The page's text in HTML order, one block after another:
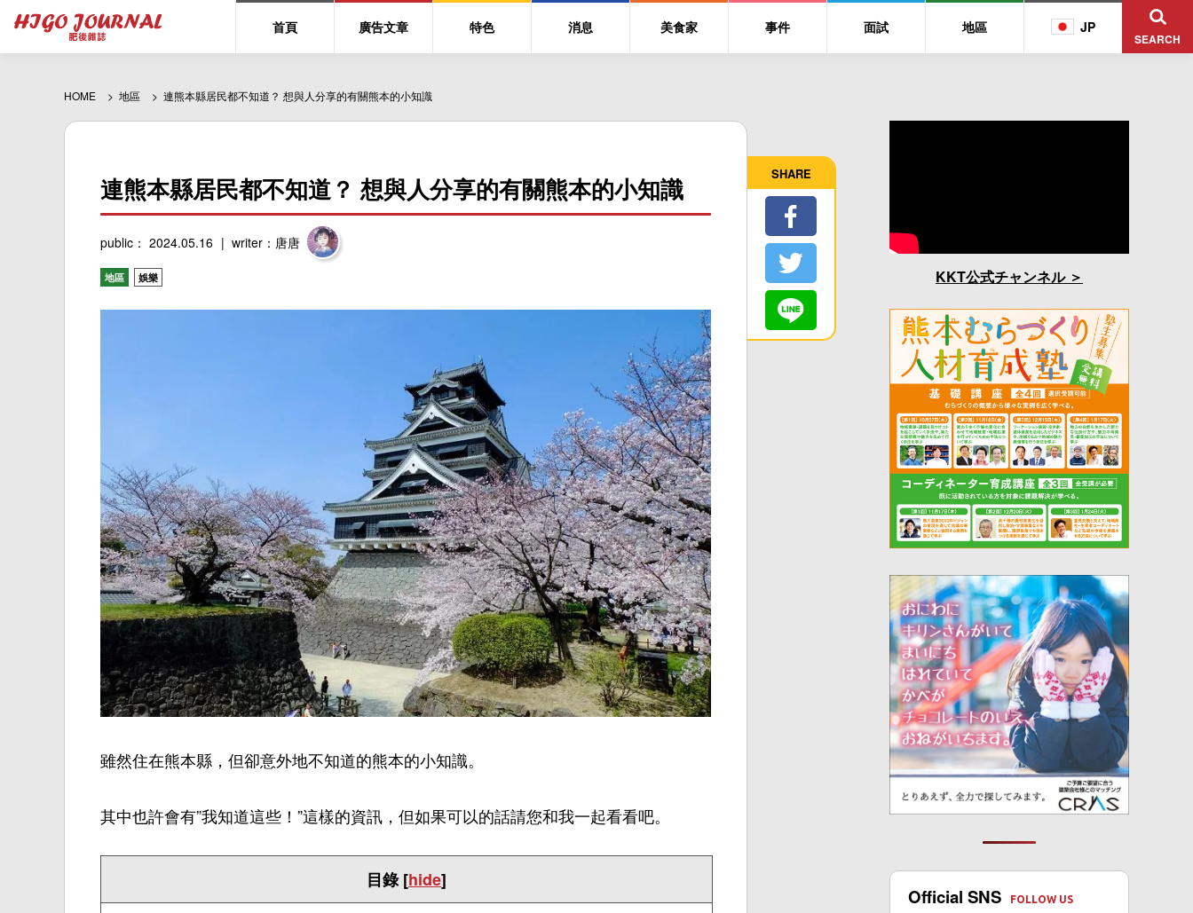
首頁 廣告文章 特色 消息 美食家 事件 面試 地區 JP
SEARCH
HOME 地區 連熊本縣居民都不知道？ 想與人分享的有關熊本的小知識
連熊本縣居民都不知道？ 想與人分享的有關熊本的小知識
public： 2024.05.16 writer：唐唐
地區 娛樂
雖然住在熊本縣，但卻意外地不知道的熊本的小知識。
其中也許會有”我知道這些！”這樣的資訊，但如果可以的話請您和我一起看看吧。
目錄 [hide]
SHARE
KKT公式チャンネル
Official SNS